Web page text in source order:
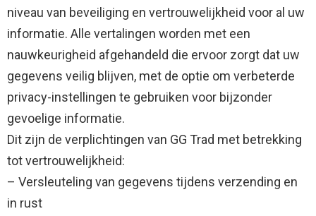
niveau van beveiliging en vertrouwelijkheid voor al uw
informatie. Alle vertalingen worden met een
nauwkeurigheid afgehandeld die ervoor zorgt dat uw
gegevens veilig blijven, met de optie om verbeterde
privacy-instellingen te gebruiken voor bijzonder
gevoelige informatie.
Dit zijn de verplichtingen van GG Trad met betrekking
tot vertrouwelijkheid:
– Versleuteling van gegevens tijdens verzending en
in rust